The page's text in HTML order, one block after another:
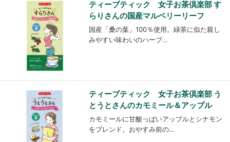
ティーブティック 女子お茶倶楽部 す
らりさんの国産マルベリーリーフ
国産「桑の葉」100％使用。緑茶に似た親し
みやすい味わいのハーブ…
ティーブティック 女子お茶倶楽部 う
とうとさんのカモミール＆アップル
カモミールに甘酸っぱいアップルとシナモン
をブレンド。おやすみ前の…